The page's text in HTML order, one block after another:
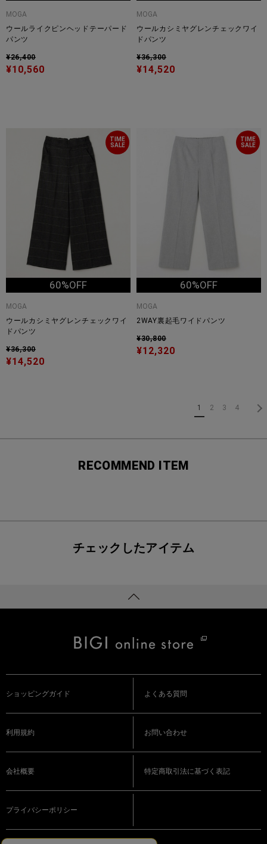
MOGA
ウールライクピンヘッドテーパード
パンツ
¥26,400
¥10,560
MOGA
ウールカシミヤグレンチェックワイ
ドパンツ
¥36,300
¥14,520
TIME
SALE
60%OFF
MOGA
ウールカシミヤグレンチェックワイ
ドパンツ
¥36,300
¥14,520
TIME
SALE
60%OFF
MOGA
2WAY裏起毛ワイドパンツ
¥30,800
¥12,320
1 2 3 4
RECOMMEND ITEM
チェックしたアイテム
ショッピングガイド よくある質問
利用規約 お問い合わせ
会社概要 特定商取引法に基づく表記
プライバシーポリシー